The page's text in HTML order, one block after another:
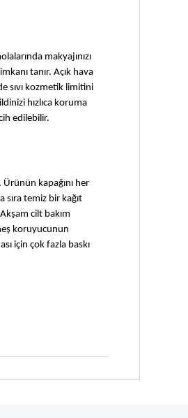
makyajınızı
tanır. Açık hava
sıvı kozmetik limitini
hızlıca koruma
edilebilir.
kapağını her
sıra temiz bir kağıt
cilt bakım
koruyucunun
için çok fazla baskı